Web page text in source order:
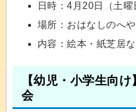
日時：4月20日（土
場所：おはなしのへや
内容：絵本・紙芝居
【幼児・小学生向
会